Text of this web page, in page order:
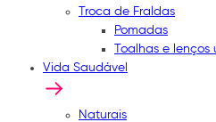
Troca de Fraldas
Pomadas
Toalhas e lenços
Vida Saudável
Naturais